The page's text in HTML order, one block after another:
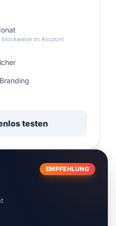
blockweise im Account
testen
EMPFEHLUNG